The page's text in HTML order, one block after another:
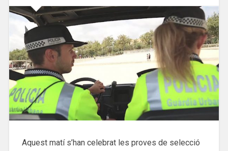
Aquest matí s’han celebrat les proves de selecció